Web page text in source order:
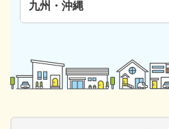
九州・沖縄